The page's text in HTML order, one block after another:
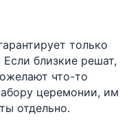
только
близкие решат,
что-то
церемонии, им
отдельно.